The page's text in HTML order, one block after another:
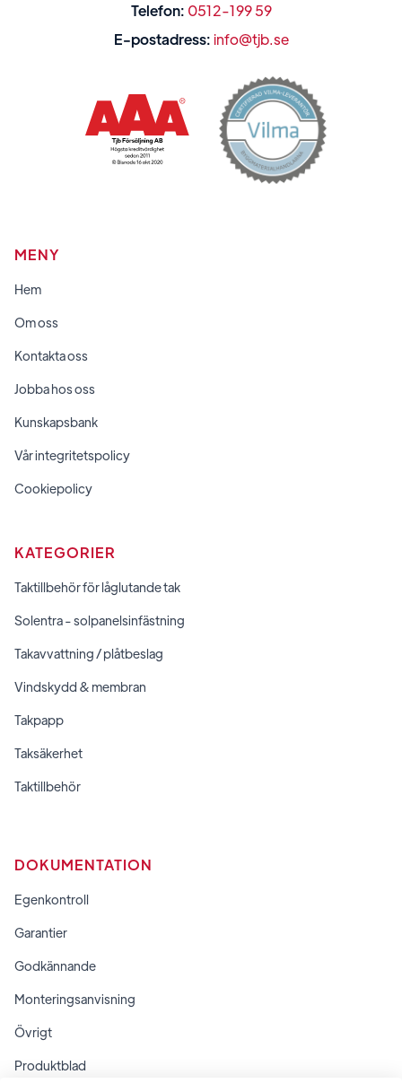
Telefon: 0512-199 59
E-postadress: info@tjb.se
MENY
Hem
Om oss
Kontakta oss
Jobba hos oss
Kunskapsbank
Vår integritetspolicy
Cookiepolicy
KATEGORIER
Taktillbehör för låglutande tak
Solentra - solpanelsinfästning
Takavvattning / plåtbeslag
Vindskydd & membran
Takpapp
Taksäkerhet
Taktillbehör
DOKUMENTATION
Egenkontroll
Garantier
Godkännande
Monteringsanvisning
Övrigt
Produktblad